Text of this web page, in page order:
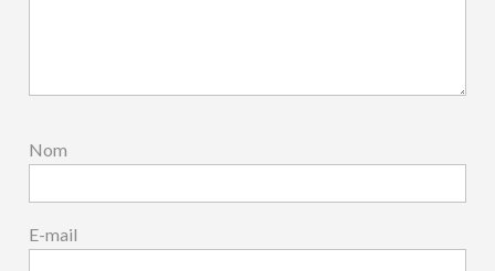
Nom
E-mail